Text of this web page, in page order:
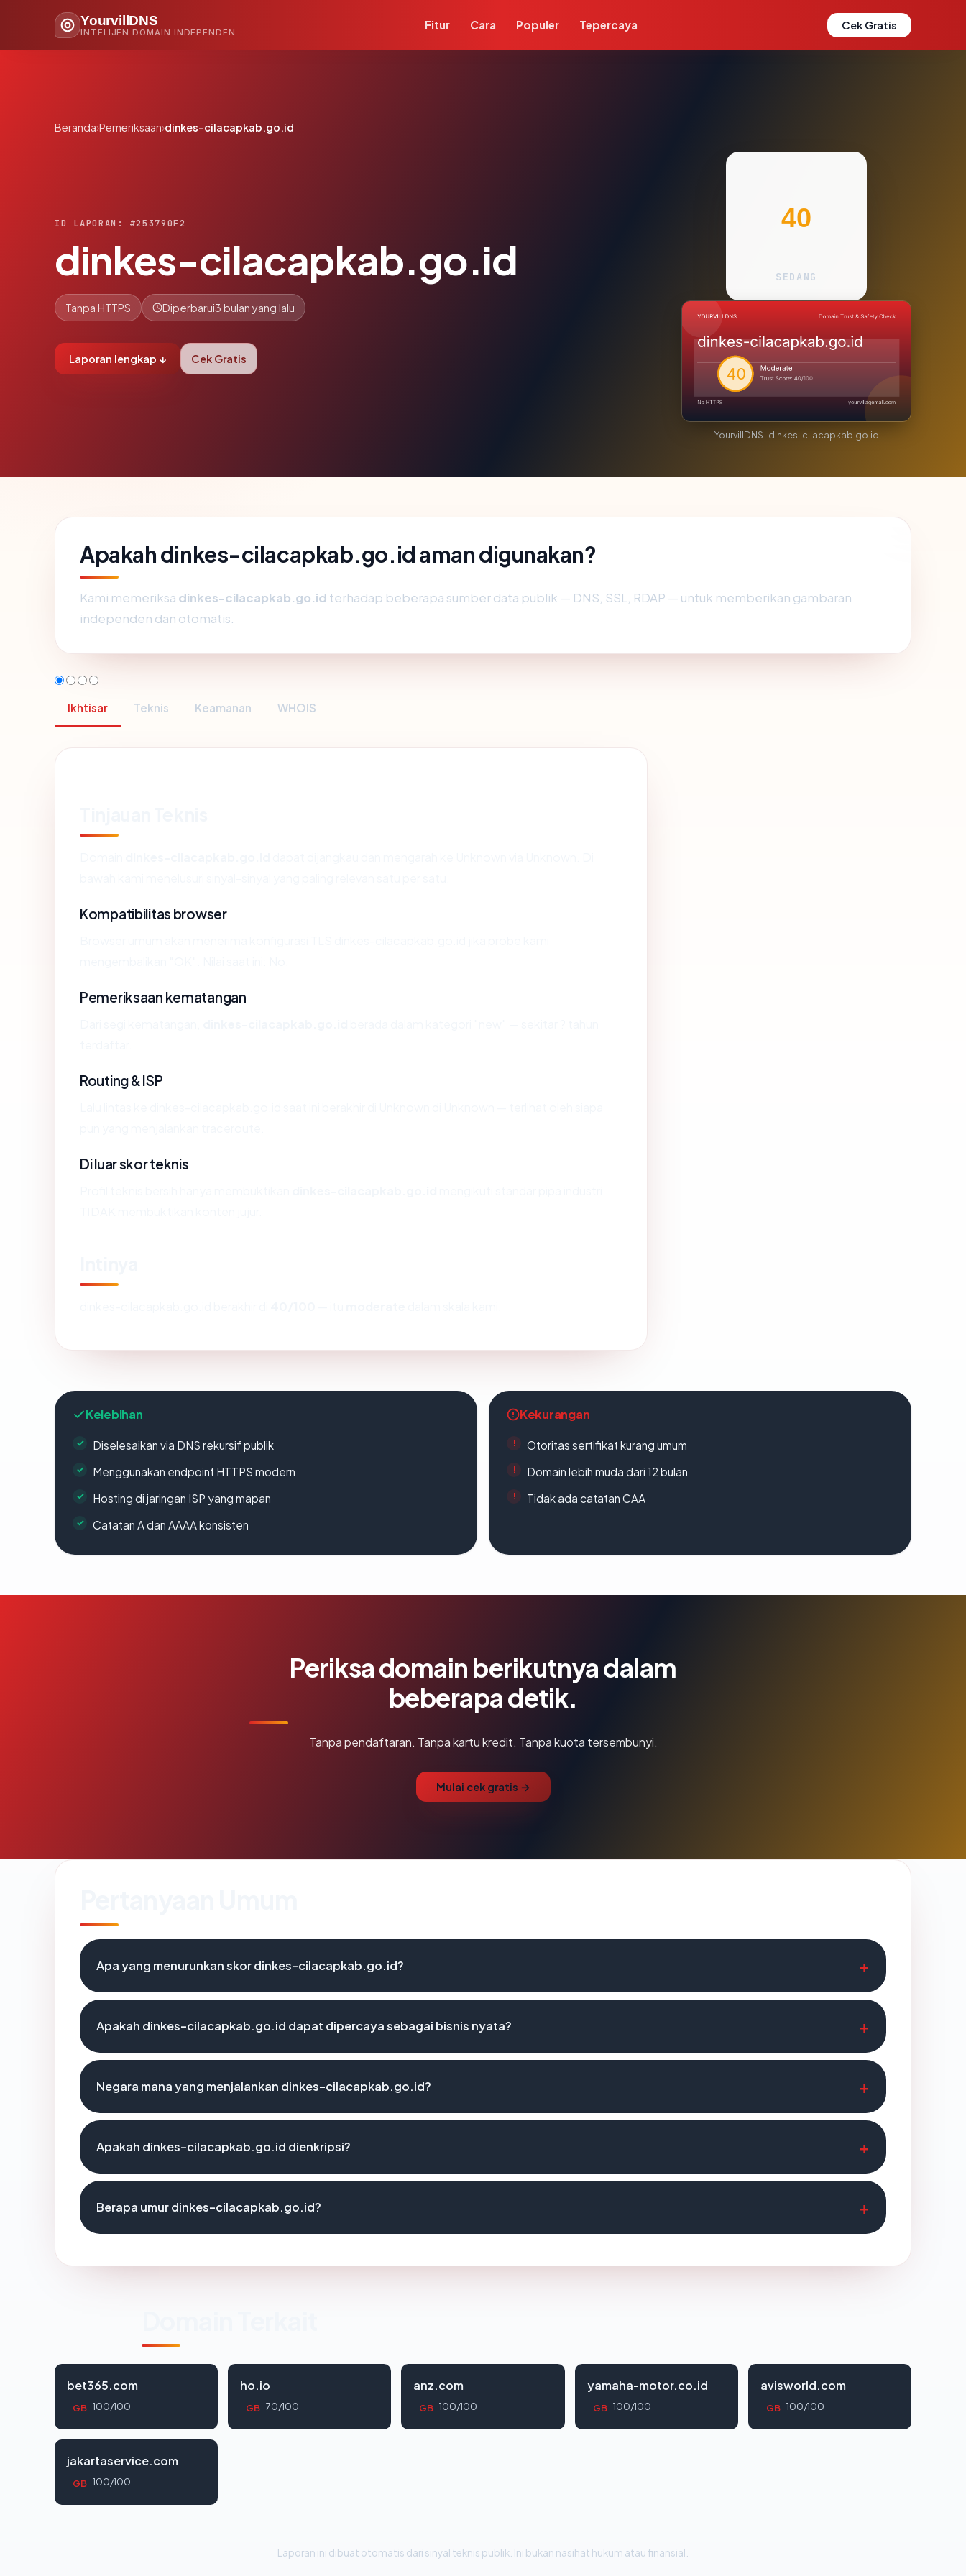
YourvillDNS
INTELIJEN DOMAIN INDEPENDEN
Fitur Cara Populer Tepercaya Cek Gratis
Beranda›Pemeriksaan›dinkes-cilacapkab.go.id
ID LAPORAN: #253790F2
dinkes-cilacapkab.go.id
Tanpa HTTPS Diperbarui3 bulan yang lalu
Laporan lengkap ↓ Cek Gratis
40
SEDANG
YourvillDNS · dinkes-cilacapkab.go.id
Apakah dinkes-cilacapkab.go.id aman digunakan?
Kami memeriksa dinkes-cilacapkab.go.id terhadap beberapa sumber data publik — DNS, SSL, RDAP — untuk memberikan gambaran
independen dan otomatis.
Ikhtisar Teknis Keamanan WHOIS
Kompatibilitas browser
Pemeriksaan kematangan
Routing & ISP
Di luar skor teknis
Kelebihan
Diselesaikan via DNS rekursif publik
Menggunakan endpoint HTTPS modern
Hosting di jaringan ISP yang mapan
Catatan A dan AAAA konsisten
Kekurangan
Otoritas sertifikat kurang umum
Domain lebih muda dari 12 bulan
Tidak ada catatan CAA
Periksa domain berikutnya dalam
beberapa detik.
Tanpa pendaftaran. Tanpa kartu kredit. Tanpa kuota tersembunyi.
Mulai cek gratis →
Apa yang menurunkan skor dinkes-cilacapkab.go.id?
Apakah dinkes-cilacapkab.go.id dapat dipercaya sebagai bisnis nyata?
Negara mana yang menjalankan dinkes-cilacapkab.go.id?
Apakah dinkes-cilacapkab.go.id dienkripsi?
Berapa umur dinkes-cilacapkab.go.id?
bet365.com
GB 100/100
ho.io
GB 70/100
anz.com
GB 100/100
yamaha-motor.co.id
GB 100/100
avisworld.com
GB 100/100
jakartaservice.com
GB 100/100
Laporan ini dibuat otomatis dari sinyal teknis publik. Ini bukan nasihat hukum atau finansial.